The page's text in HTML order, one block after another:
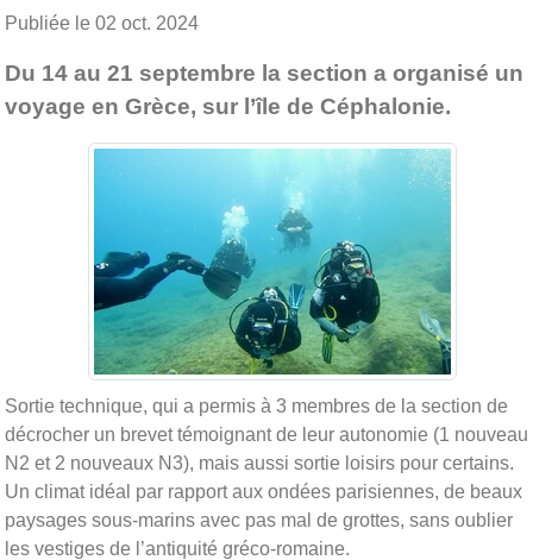
Publiée le 02 oct. 2024
Du 14 au 21 septembre la section a organisé un
voyage en Grèce, sur l’île de Céphalonie.
Sortie technique, qui a permis à 3 membres de la section de
décrocher un brevet témoignant de leur autonomie (1 nouveau
N2 et 2 nouveaux N3), mais aussi sortie loisirs pour certains.
Un climat idéal par rapport aux ondées parisiennes, de beaux
paysages sous-marins avec pas mal de grottes, sans oublier
les vestiges de l’antiquité gréco-romaine.